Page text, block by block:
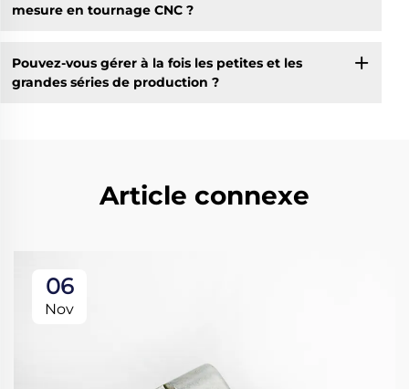
mesure en tournage CNC ?
Pouvez-vous gérer à la fois les petites et les
grandes séries de production ?
Article connexe
06
Nov